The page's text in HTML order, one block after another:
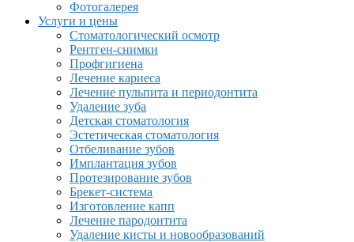
Фотогалерея
Услуги и цены
Стоматологический осмотр
Рентген-снимки
Профгигиена
Лечение кариеса
Лечение пульпита и периодонтита
Удаление зуба
Детская стоматология
Эстетическая стоматология
Отбеливание зубов
Имплантация зубов
Протезирование зубов
Брекет-система
Изготовление капп
Лечение пародонтита
Удаление кисты и новообразований